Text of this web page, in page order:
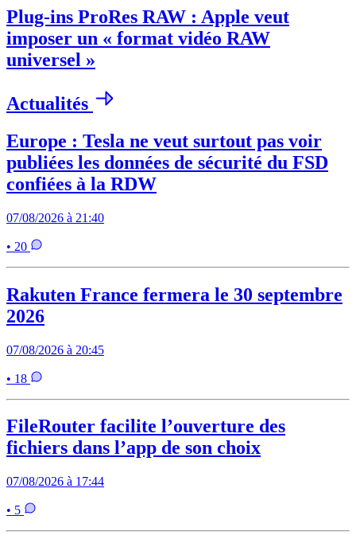
Plug-ins ProRes RAW : Apple veut
imposer un « format vidéo RAW
universel »
Actualités
Europe : Tesla ne veut surtout pas voir
publiées les données de sécurité du FSD
confiées à la RDW
07/08/2026 à 21:40
• 20
Rakuten France fermera le 30 septembre
2026
07/08/2026 à 20:45
• 18
FileRouter facilite l’ouverture des
fichiers dans l’app de son choix
07/08/2026 à 17:44
• 5